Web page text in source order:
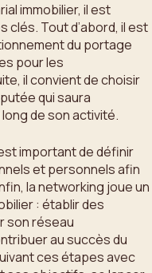
immobilier, il est
Tout d’abord, il est
du portage
pour les
il convient de choisir
qui saura
de son activité.
important de définir
et personnels afin
la networking joue un
: établir des
son réseau
au succès du
ces étapes avec